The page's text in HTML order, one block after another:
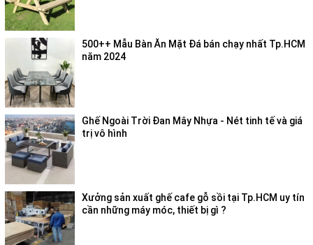
500++ Mẫu Bàn Ăn Mặt Đá bán chạy nhất Tp.HCM
năm 2024
Ghế Ngoài Trời Đan Mây Nhựa - Nét tinh tế và giá
trị vô hình
Xưởng sản xuất ghế cafe gỗ sồi tại Tp.HCM uy tín
cần những máy móc, thiết bị gì ?